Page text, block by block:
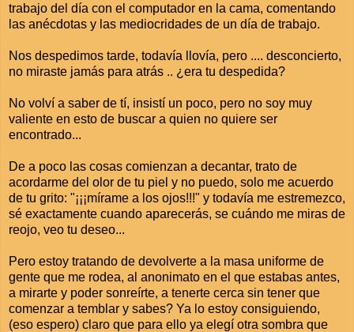
trabajo del día con el computador en la cama, comentando
las anécdotas y las mediocridades de un día de trabajo.
Nos despedimos tarde, todavía llovía, pero .... desconcierto,
no miraste jamás para atrás .. ¿era tu despedida?
No volví a saber de tí, insistí un poco, pero no soy muy
valiente en esto de buscar a quien no quiere ser
encontrado...
De a poco las cosas comienzan a decantar, trato de
acordarme del olor de tu piel y no puedo, solo me acuerdo
de tu grito: "¡¡¡mírame a los ojos!!!" y todavía me estremezco,
sé exactamente cuando aparecerás, se cuándo me miras de
reojo, veo tu deseo...
Pero estoy tratando de devolverte a la masa uniforme de
gente que me rodea, al anonimato en el que estabas antes,
a mirarte y poder sonreírte, a tenerte cerca sin tener que
comenzar a temblar y sabes? Ya lo estoy consiguiendo,
(eso espero) claro que para ello ya elegí otra sombra que